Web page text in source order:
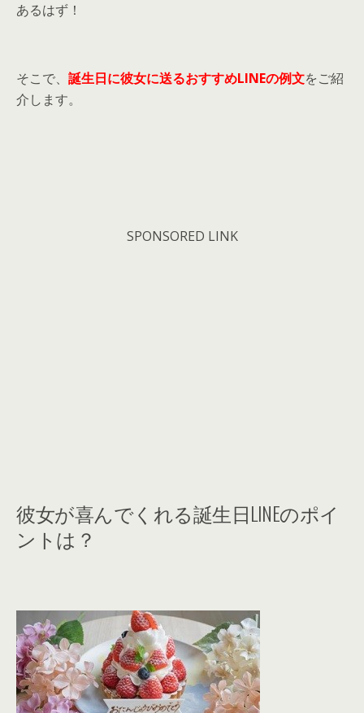
あるはず！
そこで、 誕生日に彼女に送るおすすめLINEの例文をご紹
介します。
SPONSORED LINK
彼女が喜んでくれる誕生日LINEのポイ
ントは？